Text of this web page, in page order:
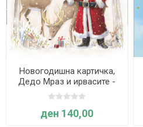
Новогодишна картичка,
Дедо Мраз и ирвасите -
Pictura
ден 140,00